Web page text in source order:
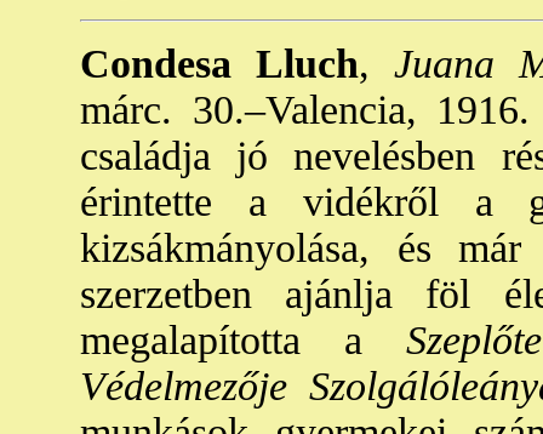
Condesa Lluch, Juana
márc. 30.–Valencia,
családja jó nevelésben
érintette a vidékről a
kizsákmányolása, és
szerzetben ajánlja föl
megalapította a
Védelmezője